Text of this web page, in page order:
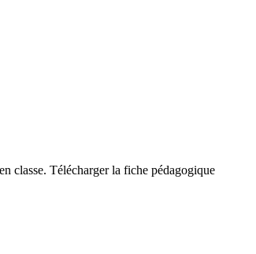
classe. Télécharger la fiche pédagogique